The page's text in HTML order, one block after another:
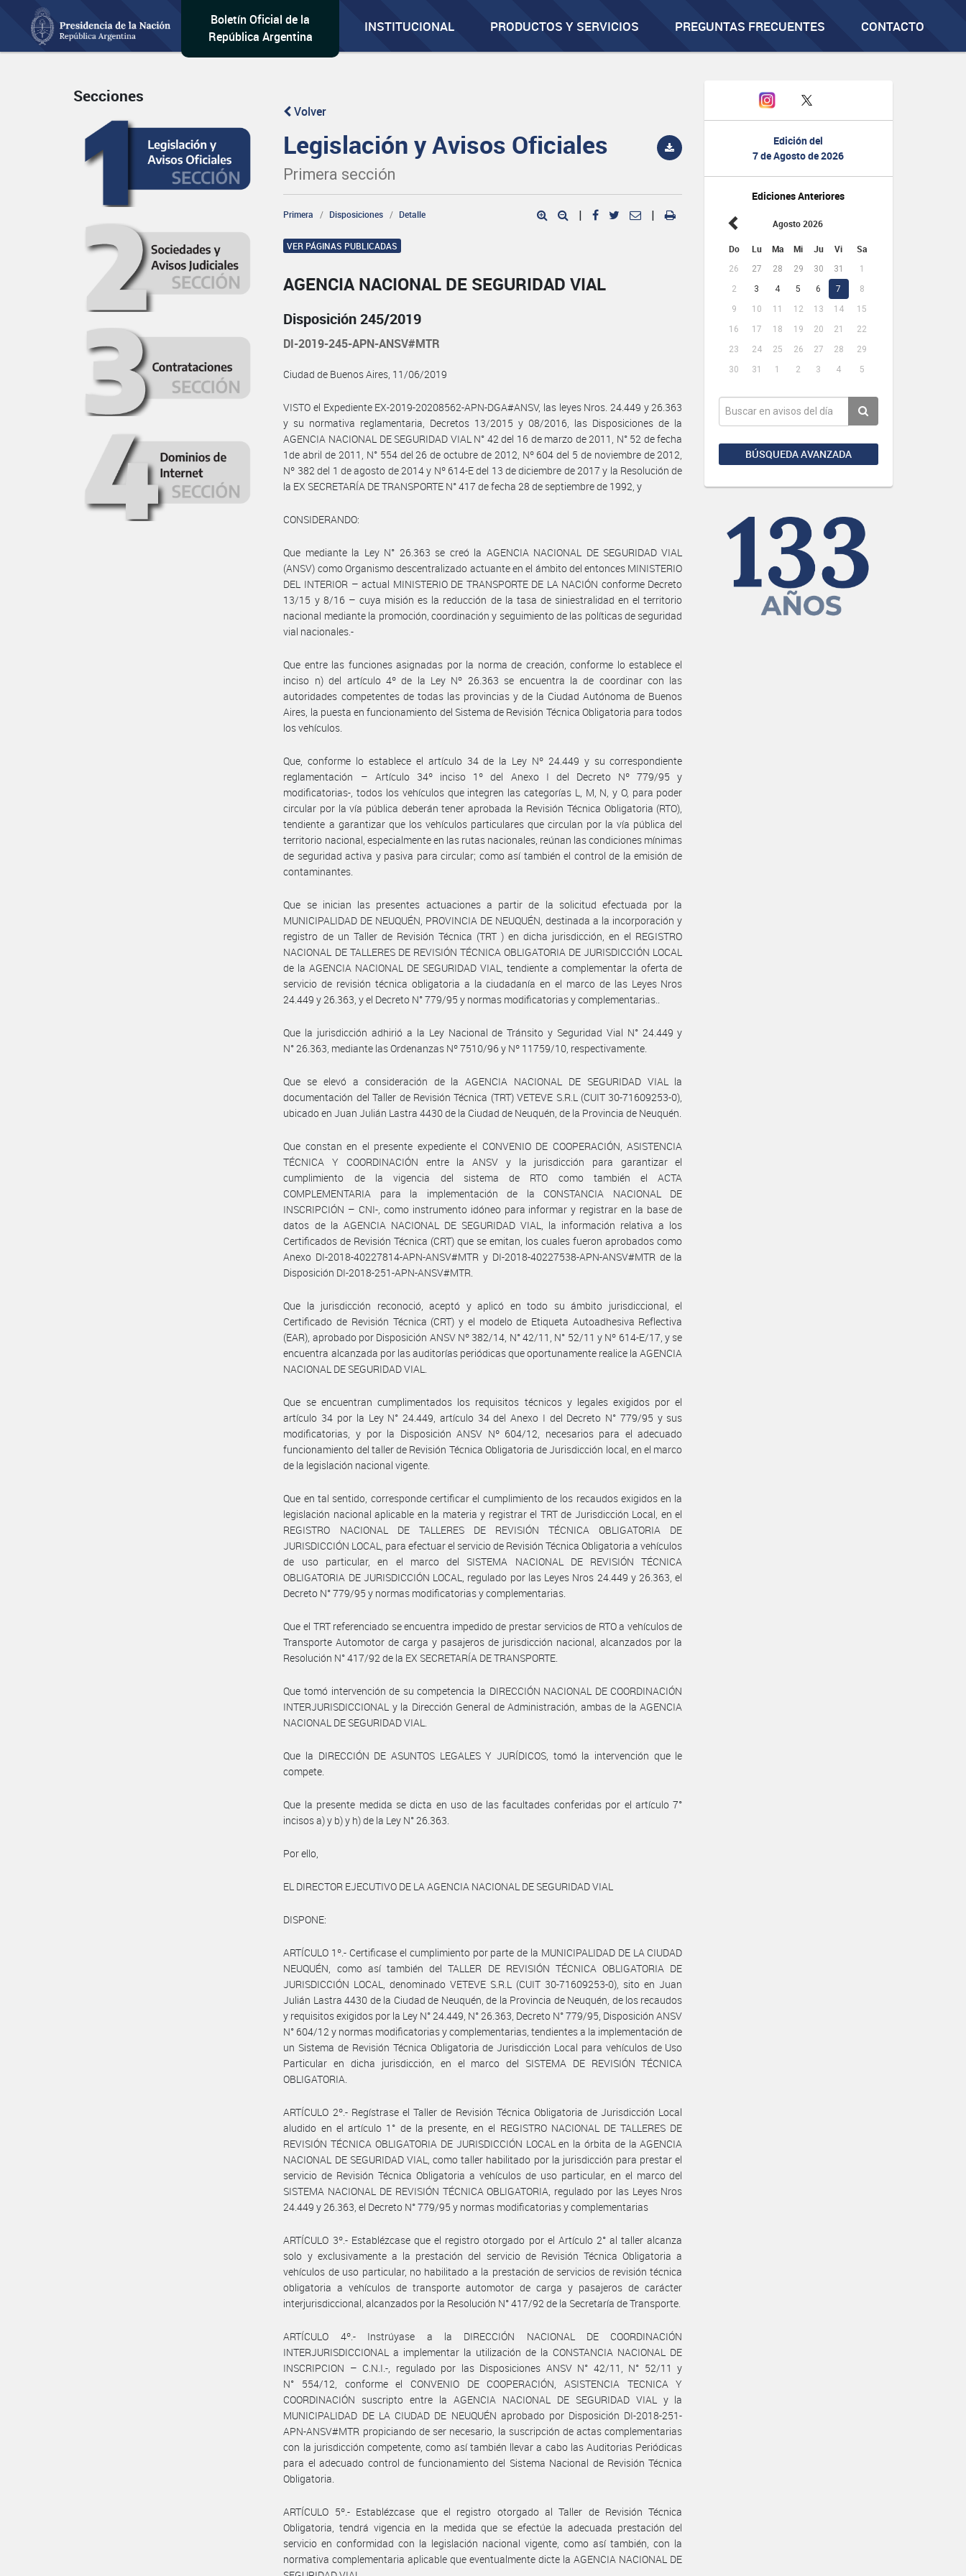
Boletín Oficial de la
República Argentina
INSTITUCIONAL PRODUCTOS Y SERVICIOS PREGUNTAS FRECUENTES CONTACTO
Edición del
7 de Agosto de 2026
Ediciones Anteriores
Agosto 2026
Do Lu Ma Mi Ju Vi Sa
26 27 28 29 30 31
1
2
3 4 5 6 7
8
9
10 11 12 13 14
15
16
17 18 19 20 21
22
23
24 25 26 27 28
29
30
31 1 2 3 4 5
BÚSQUEDA AVANZADA
Secciones
Volver
Legislación y Avisos Oficiales
Primera sección
Primera Disposiciones Detalle | |
VER PÁGINAS PUBLICADAS
AGENCIA NACIONAL DE SEGURIDAD VIAL
Disposición 245/2019
DI-2019-245-APN-ANSV#MTR
Ciudad de Buenos Aires, 11/06/2019
VISTO el Expediente EX-2019-20208562-APN-DGA#ANSV, las leyes Nros. 24.449 y 26.363
y su normativa reglamentaria, Decretos 13/2015 y 08/2016, las Disposiciones de la
AGENCIA NACIONAL DE SEGURIDAD VIAL N° 42 del 16 de marzo de 2011, N° 52 de fecha
1de abril de 2011, N° 554 del 26 de octubre de 2012, Nº 604 del 5 de noviembre de 2012,
Nº 382 del 1 de agosto de 2014 y Nº 614-E del 13 de diciembre de 2017 y la Resolución de
la EX SECRETARÍA DE TRANSPORTE N° 417 de fecha 28 de septiembre de 1992, y
CONSIDERANDO:
Que mediante la Ley N° 26.363 se creó la AGENCIA NACIONAL DE SEGURIDAD VIAL
(ANSV) como Organismo descentralizado actuante en el ámbito del entonces MINISTERIO
DEL INTERIOR – actual MINISTERIO DE TRANSPORTE DE LA NACIÓN conforme Decreto
13/15 y 8/16 – cuya misión es la reducción de la tasa de siniestralidad en el territorio
nacional mediante la promoción, coordinación y seguimiento de las políticas de seguridad
vial nacionales.-
Que entre las funciones asignadas por la norma de creación, conforme lo establece el
inciso n) del artículo 4º de la Ley Nº 26.363 se encuentra la de coordinar con las
autoridades competentes de todas las provincias y de la Ciudad Autónoma de Buenos
Aires, la puesta en funcionamiento del Sistema de Revisión Técnica Obligatoria para todos
los vehículos.
Que, conforme lo establece el artículo 34 de la Ley Nº 24.449 y su correspondiente
reglamentación – Artículo 34º inciso 1º del Anexo I del Decreto Nº 779/95 y
modificatorias-, todos los vehículos que integren las categorías L, M, N, y O, para poder
circular por la vía pública deberán tener aprobada la Revisión Técnica Obligatoria (RTO),
tendiente a garantizar que los vehículos particulares que circulan por la vía pública del
territorio nacional, especialmente en las rutas nacionales, reúnan las condiciones mínimas
de seguridad activa y pasiva para circular; como así también el control de la emisión de
contaminantes.
Que se inician las presentes actuaciones a partir de la solicitud efectuada por la
MUNICIPALIDAD DE NEUQUÉN, PROVINCIA DE NEUQUÉN, destinada a la incorporación y
registro de un Taller de Revisión Técnica (TRT ) en dicha jurisdicción, en el REGISTRO
NACIONAL DE TALLERES DE REVISIÓN TÉCNICA OBLIGATORIA DE JURISDICCIÓN LOCAL
de la AGENCIA NACIONAL DE SEGURIDAD VIAL, tendiente a complementar la oferta de
servicio de revisión técnica obligatoria a la ciudadanía en el marco de las Leyes Nros
24.449 y 26.363, y el Decreto N° 779/95 y normas modificatorias y complementarias..
Que la jurisdicción adhirió a la Ley Nacional de Tránsito y Seguridad Vial N° 24.449 y
N° 26.363, mediante las Ordenanzas Nº 7510/96 y Nº 11759/10, respectivamente.
Que se elevó a consideración de la AGENCIA NACIONAL DE SEGURIDAD VIAL la
documentación del Taller de Revisión Técnica (TRT) VETEVE S.R.L (CUIT 30-71609253-0),
ubicado en Juan Julián Lastra 4430 de la Ciudad de Neuquén, de la Provincia de Neuquén.
Que constan en el presente expediente el CONVENIO DE COOPERACIÓN, ASISTENCIA
TÉCNICA Y COORDINACIÓN entre la ANSV y la jurisdicción para garantizar el
cumplimiento de la vigencia del sistema de RTO como también el ACTA
COMPLEMENTARIA para la implementación de la CONSTANCIA NACIONAL DE
INSCRIPCIÓN – CNI-, como instrumento idóneo para informar y registrar en la base de
datos de la AGENCIA NACIONAL DE SEGURIDAD VIAL, la información relativa a los
Certificados de Revisión Técnica (CRT) que se emitan, los cuales fueron aprobados como
Anexo DI-2018-40227814-APN-ANSV#MTR y DI-2018-40227538-APN-ANSV#MTR de la
Disposición DI-2018-251-APN-ANSV#MTR.
Que la jurisdicción reconoció, aceptó y aplicó en todo su ámbito jurisdiccional, el
Certificado de Revisión Técnica (CRT) y el modelo de Etiqueta Autoadhesiva Reflectiva
(EAR), aprobado por Disposición ANSV Nº 382/14, N° 42/11, N° 52/11 y Nº 614-E/17, y se
encuentra alcanzada por las auditorías periódicas que oportunamente realice la AGENCIA
NACIONAL DE SEGURIDAD VIAL.
Que se encuentran cumplimentados los requisitos técnicos y legales exigidos por el
artículo 34 por la Ley N° 24.449, artículo 34 del Anexo I del Decreto N° 779/95 y sus
modificatorias, y por la Disposición ANSV Nº 604/12, necesarios para el adecuado
funcionamiento del taller de Revisión Técnica Obligatoria de Jurisdicción local, en el marco
de la legislación nacional vigente.
Que en tal sentido, corresponde certificar el cumplimiento de los recaudos exigidos en la
legislación nacional aplicable en la materia y registrar el TRT de Jurisdicción Local, en el
REGISTRO NACIONAL DE TALLERES DE REVISIÓN TÉCNICA OBLIGATORIA DE
JURISDICCIÓN LOCAL, para efectuar el servicio de Revisión Técnica Obligatoria a vehículos
de uso particular, en el marco del SISTEMA NACIONAL DE REVISIÓN TÉCNICA
OBLIGATORIA DE JURISDICCIÓN LOCAL, regulado por las Leyes Nros 24.449 y 26.363, el
Decreto N° 779/95 y normas modificatorias y complementarias.
Que el TRT referenciado se encuentra impedido de prestar servicios de RTO a vehículos de
Transporte Automotor de carga y pasajeros de jurisdicción nacional, alcanzados por la
Resolución N° 417/92 de la EX SECRETARÍA DE TRANSPORTE.
Que tomó intervención de su competencia la DIRECCIÓN NACIONAL DE COORDINACIÓN
INTERJURISDICCIONAL y la Dirección General de Administración, ambas de la AGENCIA
NACIONAL DE SEGURIDAD VIAL.
Que la DIRECCIÓN DE ASUNTOS LEGALES Y JURÍDICOS, tomó la intervención que le
compete.
Que la presente medida se dicta en uso de las facultades conferidas por el artículo 7°
incisos a) y b) y h) de la Ley N° 26.363.
Por ello,
EL DIRECTOR EJECUTIVO DE LA AGENCIA NACIONAL DE SEGURIDAD VIAL
DISPONE:
ARTÍCULO 1º.- Certificase el cumplimiento por parte de la MUNICIPALIDAD DE LA CIUDAD
NEUQUÉN, como así también del TALLER DE REVISIÓN TÉCNICA OBLIGATORIA DE
JURISDICCIÓN LOCAL, denominado VETEVE S.R.L (CUIT 30-71609253-0), sito en Juan
Julián Lastra 4430 de la Ciudad de Neuquén, de la Provincia de Neuquén, de los recaudos
y requisitos exigidos por la Ley N° 24.449, N° 26.363, Decreto N° 779/95, Disposición ANSV
N° 604/12 y normas modificatorias y complementarias, tendientes a la implementación de
un Sistema de Revisión Técnica Obligatoria de Jurisdicción Local para vehículos de Uso
Particular en dicha jurisdicción, en el marco del SISTEMA DE REVISIÓN TÉCNICA
OBLIGATORIA.
ARTÍCULO 2º.- Regístrase el Taller de Revisión Técnica Obligatoria de Jurisdicción Local
aludido en el artículo 1° de la presente, en el REGISTRO NACIONAL DE TALLERES DE
REVISIÓN TÉCNICA OBLIGATORIA DE JURISDICCIÓN LOCAL en la órbita de la AGENCIA
NACIONAL DE SEGURIDAD VIAL, como taller habilitado por la jurisdicción para prestar el
servicio de Revisión Técnica Obligatoria a vehículos de uso particular, en el marco del
SISTEMA NACIONAL DE REVISIÓN TÉCNICA OBLIGATORIA, regulado por las Leyes Nros
24.449 y 26.363, el Decreto N° 779/95 y normas modificatorias y complementarias
ARTÍCULO 3º.- Establézcase que el registro otorgado por el Artículo 2° al taller alcanza
solo y exclusivamente a la prestación del servicio de Revisión Técnica Obligatoria a
vehículos de uso particular, no habilitado a la prestación de servicios de revisión técnica
obligatoria a vehículos de transporte automotor de carga y pasajeros de carácter
interjurisdiccional, alcanzados por la Resolución N° 417/92 de la Secretaría de Transporte.
ARTÍCULO 4º.- Instrúyase a la DIRECCIÓN NACIONAL DE COORDINACIÓN
INTERJURISDICCIONAL a implementar la utilización de la CONSTANCIA NACIONAL DE
INSCRIPCION – C.N.I.-, regulado por las Disposiciones ANSV N° 42/11, N° 52/11 y
N° 554/12, conforme el CONVENIO DE COOPERACIÓN, ASISTENCIA TECNICA Y
COORDINACIÓN suscripto entre la AGENCIA NACIONAL DE SEGURIDAD VIAL y la
MUNICIPALIDAD DE LA CIUDAD DE NEUQUÉN aprobado por Disposición DI-2018-251-
APN-ANSV#MTR propiciando de ser necesario, la suscripción de actas complementarias
con la jurisdicción competente, como así también llevar a cabo las Auditorias Periódicas
para el adecuado control de funcionamiento del Sistema Nacional de Revisión Técnica
Obligatoria.
ARTÍCULO 5º.- Establézcase que el registro otorgado al Taller de Revisión Técnica
Obligatoria, tendrá vigencia en la medida que se efectúe la adecuada prestación del
servicio en conformidad con la legislación nacional vigente, como así también, con la
normativa complementaria aplicable que eventualmente dicte la AGENCIA NACIONAL DE